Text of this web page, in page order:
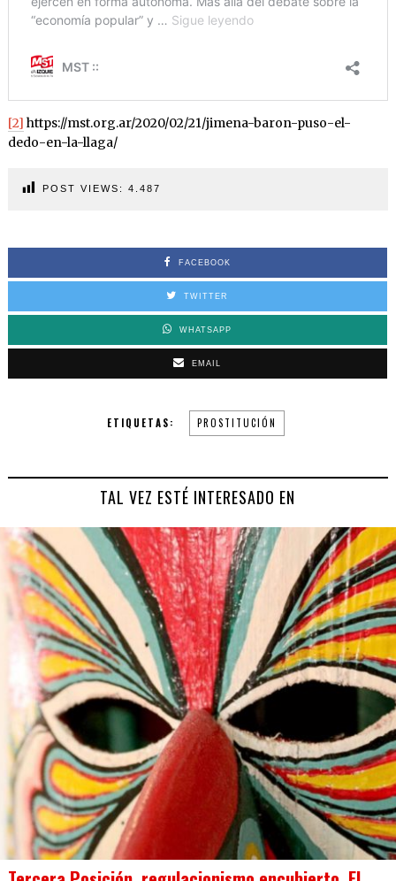
[2] https://mst.org.ar/2020/02/21/jimena-baron-puso-el-
dedo-en-la-llaga/
POST VIEWS: 4.487
FACEBOOK
TWITTER
WHATSAPP
EMAIL
ETIQUETAS: PROSTITUCIÓN
TAL VEZ ESTÉ INTERESADO EN